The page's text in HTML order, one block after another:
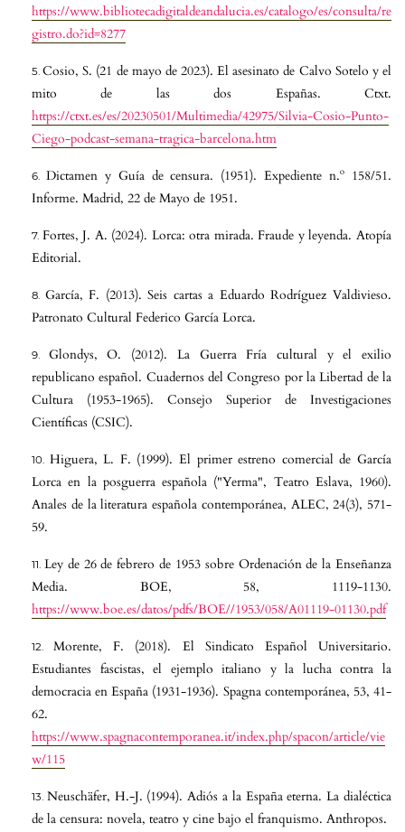
https://www.bibliotecadigitaldeandalucia.es/catalogo/es/consulta/re
gistro.do?id=8277
Cosio, S. (21 de mayo de 2023). El asesinato de Calvo Sotelo y el
mito de las dos Españas. Ctxt.
https://ctxt.es/es/20230501/Multimedia/42975/Silvia-Cosio-Punto-
Ciego-podcast-semana-tragica-barcelona.htm
Dictamen y Guía de censura. (1951). Expediente n.º 158/51.
Informe. Madrid, 22 de Mayo de 1951.
Fortes, J. A. (2024). Lorca: otra mirada. Fraude y leyenda. Atopía
Editorial.
García, F. (2013). Seis cartas a Eduardo Rodríguez Valdivieso.
Patronato Cultural Federico García Lorca.
Glondys, O. (2012). La Guerra Fría cultural y el exilio
republicano español. Cuadernos del Congreso por la Libertad de la
Cultura (1953-1965). Consejo Superior de Investigaciones
Científicas (CSIC).
Higuera, L. F. (1999). El primer estreno comercial de García
Lorca en la posguerra española ("Yerma", Teatro Eslava, 1960).
Anales de la literatura española contemporánea, ALEC, 24(3), 571-
59.
Ley de 26 de febrero de 1953 sobre Ordenación de la Enseñanza
Media. BOE, 58, 1119-1130.
https://www.boe.es/datos/pdfs/BOE//1953/058/A01119-01130.pdf
Morente, F. (2018). El Sindicato Español Universitario.
Estudiantes fascistas, el ejemplo italiano y la lucha contra la
democracia en España (1931-1936). Spagna contemporánea, 53, 41-
62.
https://www.spagnacontemporanea.it/index.php/spacon/article/vie
w/115
Neuschäfer, H.-J. (1994). Adiós a la España eterna. La dialéctica
de la censura: novela, teatro y cine bajo el franquismo. Anthropos.